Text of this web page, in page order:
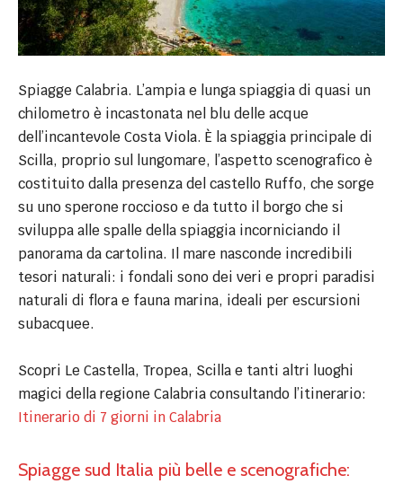
Spiagge Calabria. L’ampia e lunga spiaggia di quasi un
chilometro è incastonata nel blu delle acque
dell’incantevole Costa Viola. È la spiaggia principale di
Scilla, proprio sul lungomare, l’aspetto scenografico è
costituito dalla presenza del castello Ruffo, che sorge
su uno sperone roccioso e da tutto il borgo che si
sviluppa alle spalle della spiaggia incorniciando il
panorama da cartolina. Il mare nasconde incredibili
tesori naturali: i fondali sono dei veri e propri paradisi
naturali di flora e fauna marina, ideali per escursioni
subacquee.
Scopri Le Castella, Tropea, Scilla e tanti altri luoghi
magici della regione Calabria consultando l’itinerario:
Itinerario di 7 giorni in Calabria
Spiagge sud Italia più belle e scenografiche: